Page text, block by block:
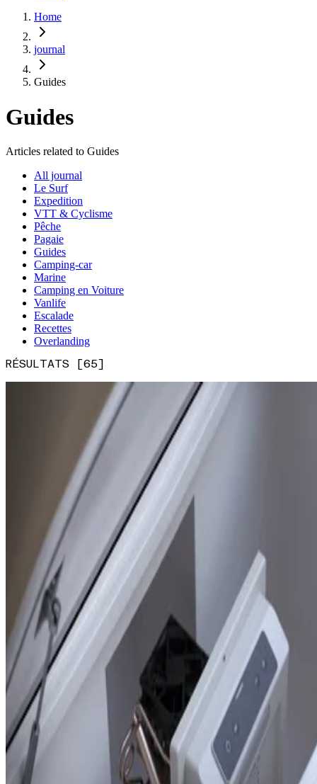
Home
journal
Guides
Guides
Articles related to Guides
All journal
Le Surf
Expedition
VTT & Cyclisme
Pêche
Pagaie
Guides
Camping-car
Marine
Camping en Voiture
Vanlife
Escalade
Recettes
Overlanding
RÉSULTATS [65]